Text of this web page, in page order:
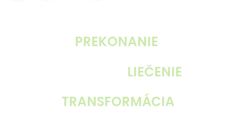
PREKONANIE
LIEČENIE
TRANSFORMÁCIA